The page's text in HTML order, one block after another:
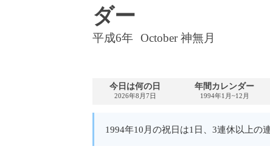
ダー
平成6年 October 神無月
今日は何の日
2026年8月7日
年間カレンダー
1994年1月~12月
1994年10月の祝日は1日、3連休以上の